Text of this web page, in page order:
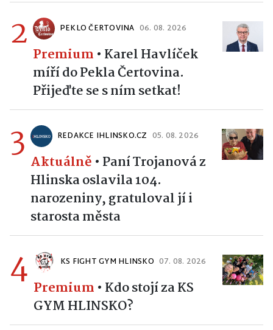
2 PEKLO ČERTOVINA 06. 08. 2026
Premium • Karel Havlíček
míří do Pekla Čertovina.
Přijeďte se s ním setkat!
3 REDAKCE IHLINSKO.CZ 05. 08. 2026
Aktuálně • Paní Trojanová z
Hlinska oslavila 104.
narozeniny, gratuloval jí i
starosta města
4 KS FIGHT GYM HLINSKO 07. 08. 2026
Premium • Kdo stojí za KS
GYM HLINSKO?